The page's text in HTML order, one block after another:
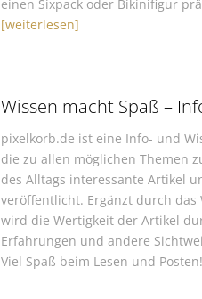
einen Sixpack oder Bikinifigur
[weiterlesen]
Wissen macht Spaß –
pixelkorb.de ist eine Info- und
die zu allen möglichen Themen
des Alltags interessante Artikel
veröffentlicht. Ergänzt durch das
wird die Wertigkeit der Artikel
Erfahrungen und andere
Viel Spaß beim Lesen und Posten!